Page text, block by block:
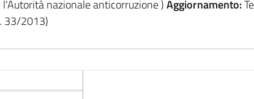
nazionale anticorruzione )Aggiornamento:
33/2013)